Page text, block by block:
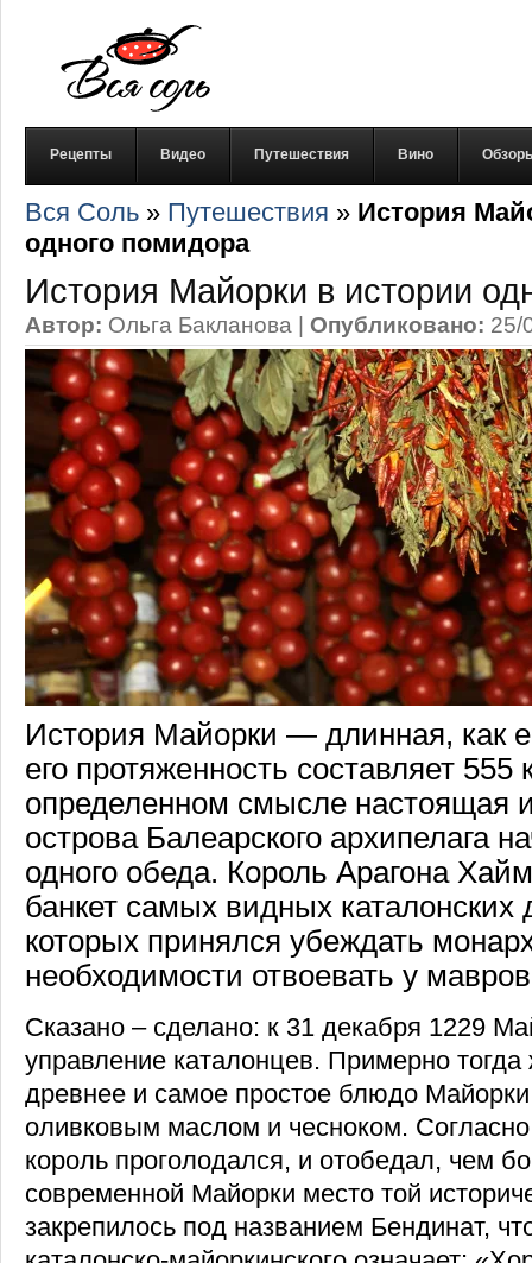
Рецепты Видео Путешествия Вино
Вся Соль » Путешествия » История
одного помидора
История Майорки в истории
Автор: Ольга Бакланова | Опубликовано: 25/
История Майорки — длинная, как
его протяженность составляет
определенном смысле настоящая
острова Балеарского архипелага
одного обеда. Король Арагона
банкет самых видных каталонских
которых принялся убеждать
необходимости отвоевать у
Сказано – сделано: к 31 декабря 1229
управление каталонцев. Примерно
древнее и самое простое блюдо
оливковым маслом и чесноком.
король проголодался, и отобедал, чем
современной Майорки место той
закрепилось под названием Бендинат,